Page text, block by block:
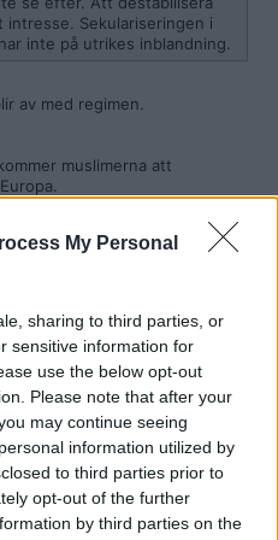
My Personal
sharing to third parties, or
sensitive information for
use the below opt-out
Please note that after your
may continue seeing
information utilized by
to third parties prior to
opt-out of the further
by third parties on the
intresse. Sekulariseringen i
inte på utrikes inblandning.
av med regimen.
muslimerna att
Citera
Reg: Jul 2024
frågan:
anfalla Iran?” Den enda